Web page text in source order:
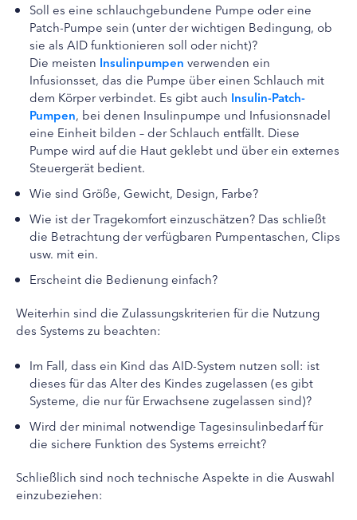
Soll es eine schlauchgebundene Pumpe oder eine
Patch-Pumpe sein (unter der wichtigen Bedingung, ob
sie als AID funktionieren soll oder nicht)?
Die meisten Insulinpumpen verwenden ein
Infusionsset, das die Pumpe über einen Schlauch mit
dem Körper verbindet. Es gibt auch Insulin-Patch-
Pumpen, bei denen Insulinpumpe und Infusionsnadel
eine Einheit bilden – der Schlauch entfällt. Diese
Pumpe wird auf die Haut geklebt und über ein externes
Steuergerät bedient.
Wie sind Größe, Gewicht, Design, Farbe?
Wie ist der Tragekomfort einzuschätzen? Das schließt
die Betrachtung der verfügbaren Pumpentaschen, Clips
usw. mit ein.
Erscheint die Bedienung einfach?
Weiterhin sind die Zulassungskriterien für die Nutzung
des Systems zu beachten:
Im Fall, dass ein Kind das AID-System nutzen soll: ist
dieses für das Alter des Kindes zugelassen (es gibt
Systeme, die nur für Erwachsene zugelassen sind)?
Wird der minimal notwendige Tagesinsulinbedarf für
die sichere Funktion des Systems erreicht?
Schließlich sind noch technische Aspekte in die Auswahl
einzubeziehen: